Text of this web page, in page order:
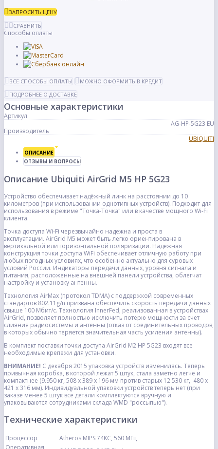
ЗАПРОСИТЬ ЦЕНУ
СРАВНИТЬ
Способы оплаты
ВСЕ СПОСОБЫ ОПЛАТЫ
МОЖНО ОФОРМИТЬ В КРЕДИТ
ПОДРОБНЕЕ О ДОСТАВКЕ
Основные характеристики
Артикул
AG-HP-5G23 EU
Производитель
UBIQUITI
ОПИСАНИЕ
ОТЗЫВЫ И ВОПРОСЫ
Описание Ubiquiti AirGrid M5 HP 5G23
Устройство обеспечивает надёжный линк на расстоянии до 10
километров (при использовании однотипных устройств). Подходит для
использования в режиме "Точка-Точка" или в качестве мощного Wi-Fi
клиента.
Точка доступа Wi-Fi черезвычайно надежна и проста в
эксплуатации. AirGrid M5 может быть легко ориентирована в
вертикальной или горизонтальной поляризации. Надежная
конструкция точки доступа WiFi обеспечивает отличную работу при
любых погодных условиях, что особенно актуально для суровых
условий России. Индикаторы передачи данных, уровня сигнала и
питания, расположенные на внешней панели устройства, облегчат
настройку и установку антенны.
Технология AirMax (протокол TDMA) с поддержкой современных
стандартов 802.11g/n призвана обеспечить скорость передачи данных
свыше 100 Мбит/с. Технология InnerFed, реализованная в устройствах
AirGrid, позволяет полностью исключить потерю мощности за счет
слияния радиосистемы и антенны (отказ от соединительных проводов,
в которых обычно теряется значительная часть усиления антенны).
В комплект поставки точки доступа AirGrid M2 HP 5G23 входят все
необходимые крепежи для установки.
ВНИМАНИЕ! С декабря 2015 упаковка устройств изменилась. Теперь
привычная коробка, в которой лежат 5 штук, стала заметно легче и
компактнее (9.950 кг, 508 x 389 x 196 мм против старых 12.530 кг, 480 x
421 x 316 мм). Индивидуальной упаковки устройств теперь нет (при
заказе менее 5 штук все детали комплектуются вручную и
упаковываются сотрудниками склада WMD "россыпью").
Технические характеристики
Процессор
Atheros MIPS 74KC, 560 МГц